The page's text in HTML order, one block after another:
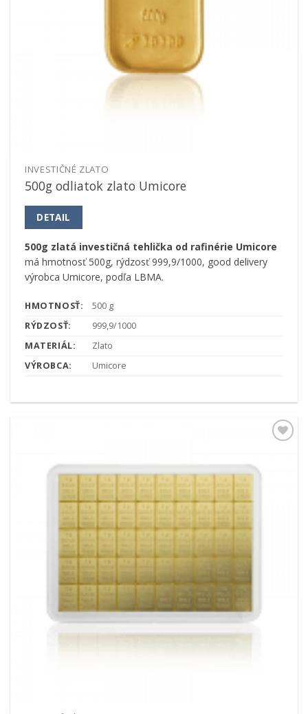
INVESTIČNÉ ZLATO
500g odliatok zlato Umicore
DETAIL
500g zlatá investičná tehlička od rafinérie Umicore
má hmotnosť 500g, rýdzosť 999,9/1000, good delivery
výrobca Umicore, podľa LBMA.
HMOTNOSŤ:
500 g
RÝDZOSŤ:
999,9/1000
MATERIÁL:
Zlato
VÝROBCA:
Umicore